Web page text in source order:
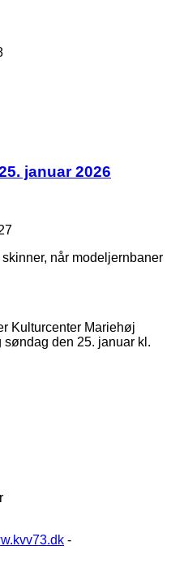
januar 2026
når modeljernbaner
Kulturcenter Mariehøj
søndag den 25. januar kl.
-